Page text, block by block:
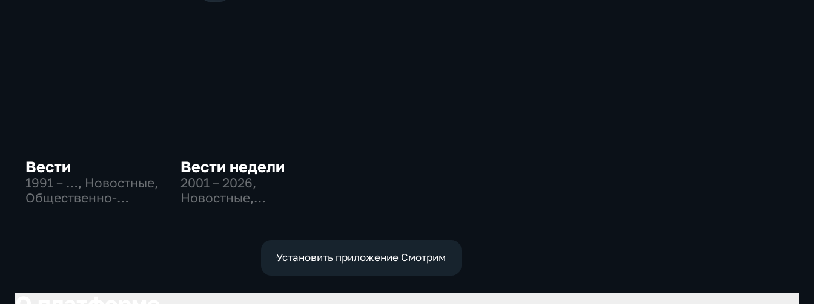
Вести
1991 – …, Новостные,
Общественно-
Вести недели
2001 – 2026,
Новостные,
Установить приложение Смотрим